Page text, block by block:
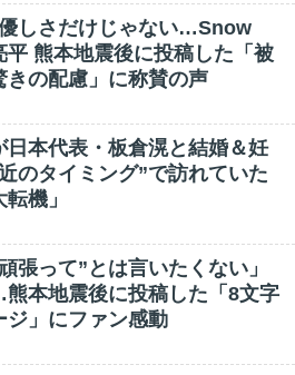
しさだけじゃない…Snow
平 熊本地震後に投稿した「被
きの配慮」に称賛の声
日本代表・板倉滉と結婚＆妊
のタイミング”で訪れていた
転機」
張って”とは言いたくない」
本地震後に投稿した「8文字
ジ」にファン感動